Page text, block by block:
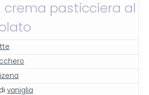
crema pasticciera al
vaniglia